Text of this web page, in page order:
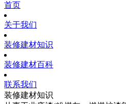
首页
关于我们
装修建材知识
装修建材百科
联系我们
装修建材知识